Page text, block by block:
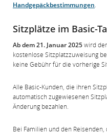
Handgepäckbestimmungen.
Sitzplätze im Basic-
Ab dem 21. Januar 2025wird
kostenlose Sitzplatzzuweisung
keine Gebühr für die vorherige
Alle Basic-Kunden, die ihren
automatisch zugewiesenen
Änderung bezahlen.
Bei Familien und den